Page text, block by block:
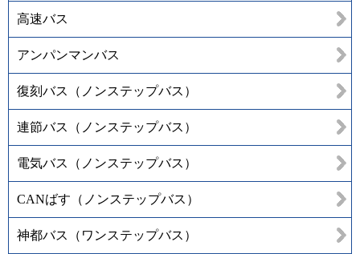
高速バス
アンパンマンバス
復刻バス（ノンステップバス）
連節バス（ノンステップバス）
電気バス（ノンステップバス）
CANばす（ノンステップバス）
神都バス（ワンステップバス）